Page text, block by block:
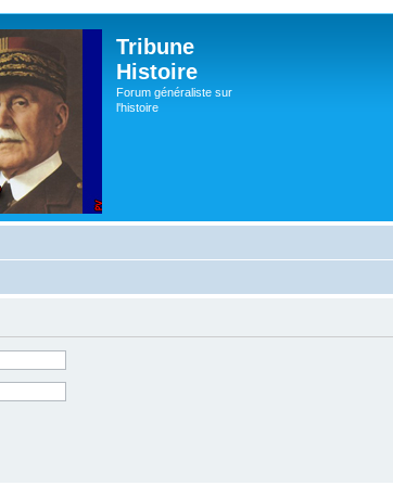
Tribune
Histoire
Forum généraliste sur
l'histoire